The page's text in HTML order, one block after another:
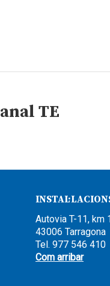
TE
Autovia T-11, km
43006 Tarragona
Tel. 977 546 410
Com arribar